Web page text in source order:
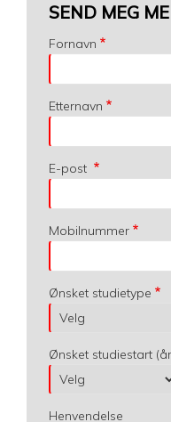
SEND MEG
Fornavn
Etternavn
E-post
Mobilnummer
Ønsket studietype
Ønsket studiestart
Henvendelse